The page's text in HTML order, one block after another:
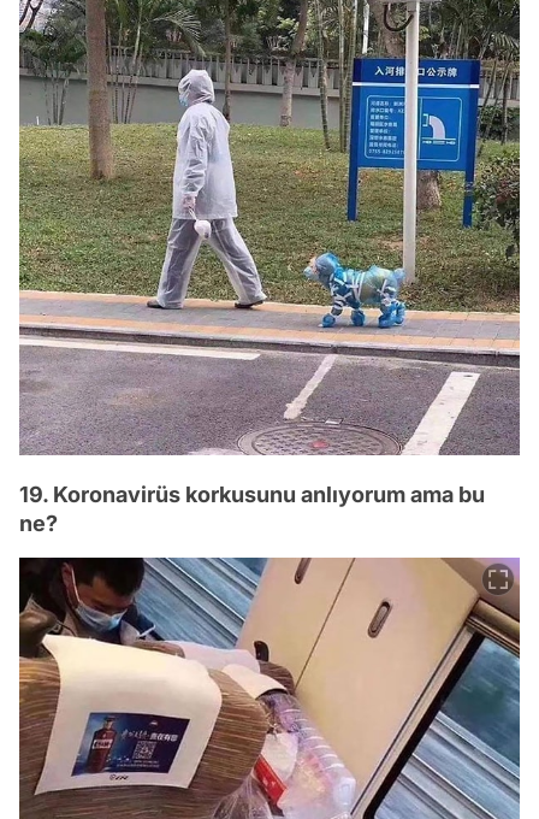
19. Koronavirüs korkusunu anlıyorum ama bu
ne?